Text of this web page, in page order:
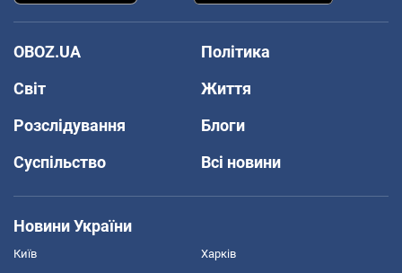
OBOZ.UA
Політика
Світ
Життя
Розслідування
Блоги
Суспільство
Всі новини
Новини України
Київ Харків